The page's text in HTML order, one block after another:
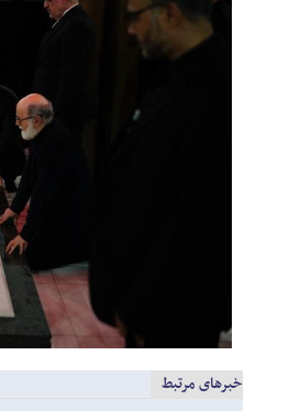
خبرهای مرتبط